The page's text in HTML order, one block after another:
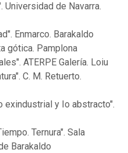
Universidad de Navarra.
Enmarco. Barakaldo
gótica. Pamplona
ATERPE Galería. Loiu
C. M. Retuerto.
exindustrial y Io abstracto".
Ternura". Sala
Barakaldo